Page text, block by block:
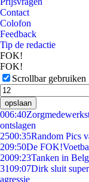
Contact
Colofon
Feedback
Tip de redactie
FOK!
FOK!
Scrollbar gebruiken
opslaan
006:40
ontslagen
2500:35Random Pics
209:50De
2009:23Tanken in
3109:07Dirk sluit
agressie